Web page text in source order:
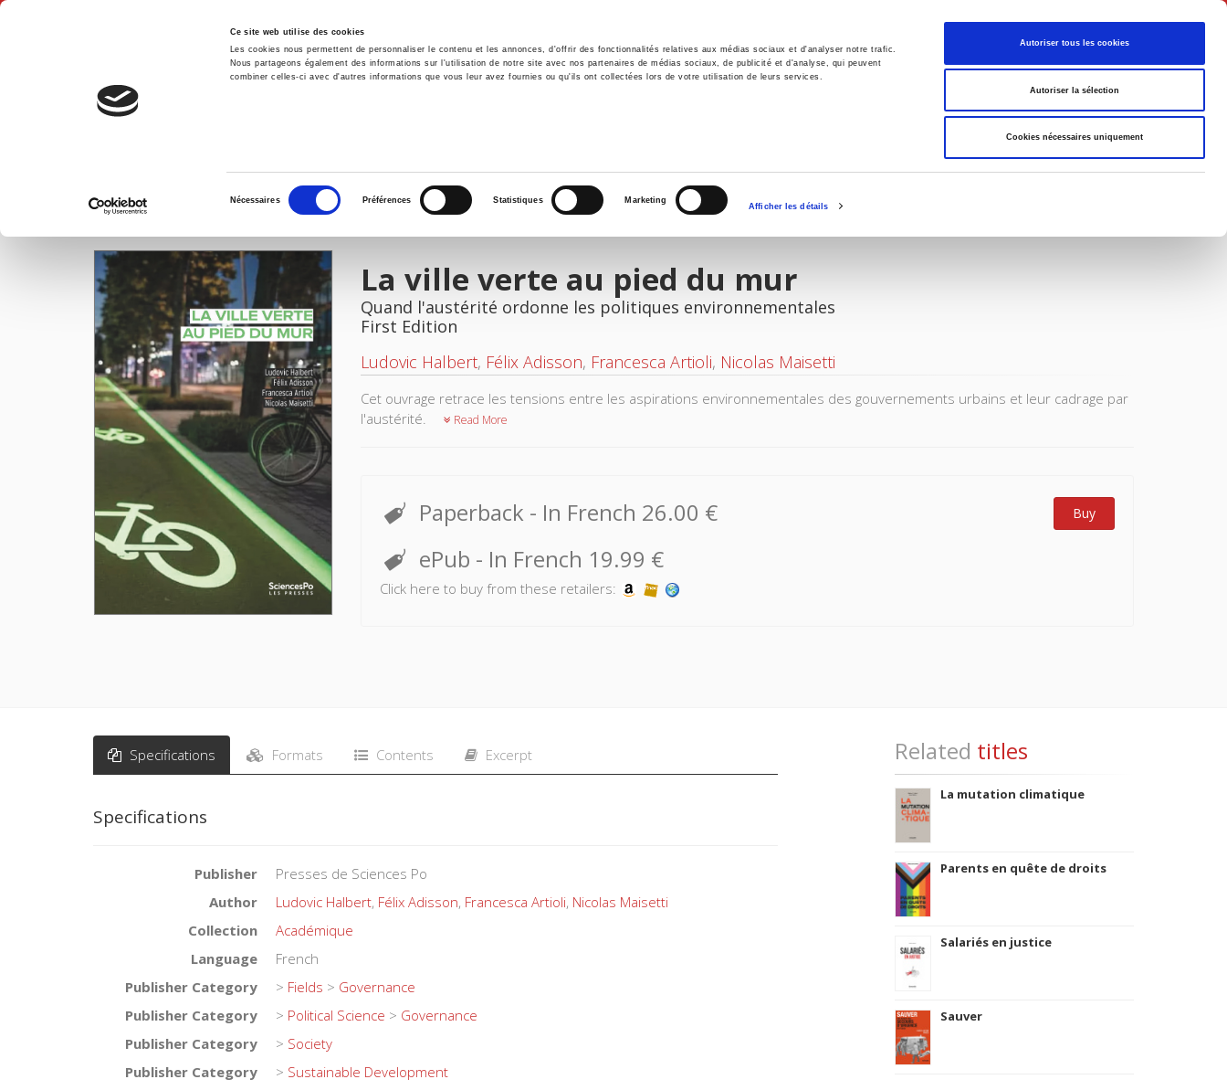
Ce site web utilise des cookies
Les cookies nous permettent de personnaliser le contenu et les annonces, d'offrir des fonctionnalités relatives aux médias sociaux et d'analyser notre trafic.
Nous partageons également des informations sur l'utilisation de notre site avec nos partenaires de médias sociaux, de publicité et d'analyse, qui peuvent
combiner celles-ci avec d'autres informations que vous leur avez fournies ou qu'ils ont collectées lors de votre utilisation de leurs services.
consentement
Nécessaires Préférences Statistiques Marketing
Afficher les détails
Autoriser tous les cookies
Autoriser la sélection
Cookies nécessaires uniquement
English
Home Environment History International Politics
IMAGES
La ville verte au pied du mur
Quand l'austérité ordonne les politiques environnementales
First Edition
Ludovic Halbert, Félix Adisson, Francesca Artioli, Nicolas Maisetti
Cet ouvrage retrace les tensions entre les aspirations environnementales des gouvernements urbains et leur cadrage par
l'austérité.
Read More
Paperback - In French 26.00 € Buy
ePub - In French 19.99 €
Click here to buy from these retailers:
Specifications Formats Contents Excerpt
Specifications
Publisher
Presses de Sciences Po
Author
Ludovic Halbert, Félix Adisson, Francesca Artioli, Nicolas Maisetti
Collection
Académique
Language
French
Publisher Category
> Fields > Governance
Publisher Category
> Political Science > Governance
Publisher Category
> Society
Publisher Category
> Sustainable Development
Related titles
La mutation climatique
Parents en quête de droits
Salariés en justice
Sauver